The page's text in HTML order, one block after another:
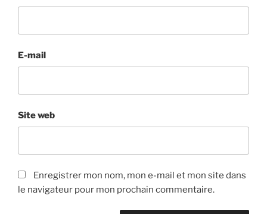
E-mail
Site web
Enregistrer mon nom, mon e-mail et mon site dans
le navigateur pour mon prochain commentaire.